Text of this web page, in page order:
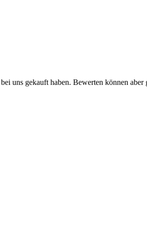
uns gekauft haben. Bewerten können aber